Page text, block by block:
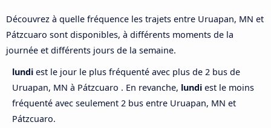
Découvrez à quelle fréquence les trajets entre Uruapan, MN et
Pátzcuaro sont disponibles, à différents moments de la
journée et différents jours de la semaine.
lundi est le jour le plus fréquenté avec plus de 2 bus de
Uruapan, MN à Pátzcuaro . En revanche, lundi est le moins
fréquenté avec seulement 2 bus entre Uruapan, MN et
Pátzcuaro.